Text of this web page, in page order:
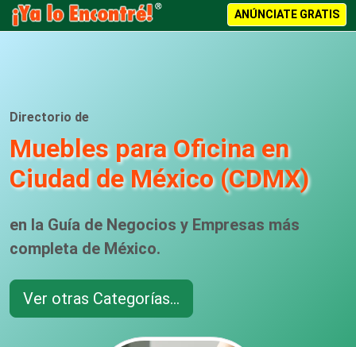
ANÚNCIATE GRATIS
Directorio de
Muebles para Oficina en
Ciudad de México (CDMX)
en la Guía de Negocios y Empresas más
completa de México.
Ver otras Categorías...